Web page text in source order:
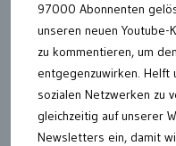
97000 Abonnenten
unseren neuen Youtube-
zu kommentieren, um
entgegenzuwirken. Helft
sozialen Netzwerken zu
gleichzeitig auf unserer
Newsletters ein, damit